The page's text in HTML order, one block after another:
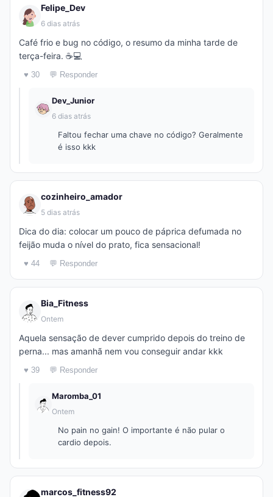
Felipe_Dev
6 dias atrás
Café frio e bug no código, o resumo da minha tarde de
terça-feira. ☕💻
♥ 30 💬 Responder
Dev_Junior
6 dias atrás
Faltou fechar uma chave no código? Geralmente
é isso kkk
cozinheiro_amador
5 dias atrás
Dica do dia: colocar um pouco de páprica defumada no
feijão muda o nível do prato, fica sensacional!
♥ 44 💬 Responder
Bia_Fitness
Ontem
Aquela sensação de dever cumprido depois do treino de
perna... mas amanhã nem vou conseguir andar kkk
♥ 39 💬 Responder
Maromba_01
Ontem
No pain no gain! O importante é não pular o
cardio depois.
marcos_fitness92